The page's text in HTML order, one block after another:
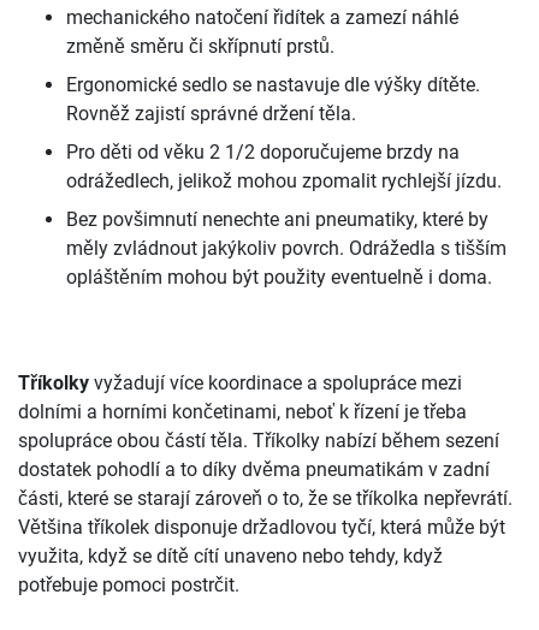
mechanického natočení řidítek a zamezí náhlé
změně směru či skřípnutí prstů.
Ergonomické sedlo se nastavuje dle výšky dítěte.
Rovněž zajistí správné držení těla.
Pro děti od věku 2 1/2 doporučujeme brzdy na
odrážedlech, jelikož mohou zpomalit rychlejší jízdu.
Bez povšimnutí nenechte ani pneumatiky, které by
měly zvládnout jakýkoliv povrch. Odrážedla s tišším
opláštěním mohou být použity eventuelně i doma.
Tříkolky vyžadují více koordinace a spolupráce mezi
dolními a horními končetinami, neboť k řízení je třeba
spolupráce obou částí těla. Tříkolky nabízí během sezení
dostatek pohodlí a to díky dvěma pneumatikám v zadní
části, které se starají zároveň o to, že se tříkolka nepřevrátí.
Většina tříkolek disponuje držadlovou tyčí, která může být
využita, když se dítě cítí unaveno nebo tehdy, když
potřebuje pomoci postrčit.